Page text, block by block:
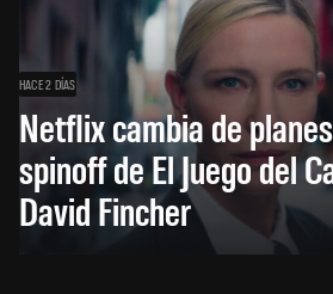
HACE 2 DÍAS
Netflix cambia de
spinoff de El Juego del
David Fincher